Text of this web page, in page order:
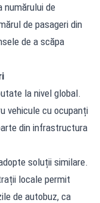
numărului de
de pasageri din
de a scăpa
la nivel global.
vehicule cu ocupanți
din infrastructura
soluții similare.
locale permit
de autobuz, ca